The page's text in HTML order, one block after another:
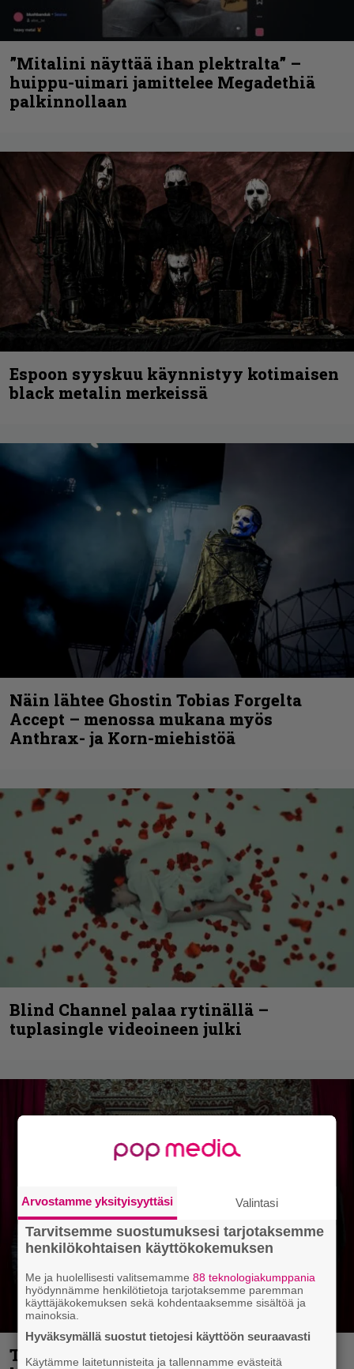
”Mitalini näyttää ihan plektralta” –
huippu-uimari jamittelee Megadethiä
palkinnollaan
Espoon syyskuu käynnistyy kotimaisen
black metalin merkeissä
Näin lähtee Ghostin Tobias Forgelta
Accept – menossa mukana myös
Anthrax- ja Korn-miehistöä
Blind Channel palaa rytinällä –
tuplasingle videoineen julki
Thrash ’n’ roll -yhtye Madred ryydittää
Arvostamme yksityisyyttäsi Valintasi
Tarvitsemme suostumuksesi tarjotaksemme
henkilökohtaisen käyttökokemuksen
Me ja huolellisesti valitsemamme88 teknologiakumppania
hyödynnämme henkilötietoja tarjotaksemme paremman
käyttäjäkokemuksen sekä kohdentaaksemme sisältöä ja
mainoksia.
Hyväksymällä suostut tietojesi käyttöön seuraavasti
Käytämme laitetunnisteita ja tallennamme evästeitä